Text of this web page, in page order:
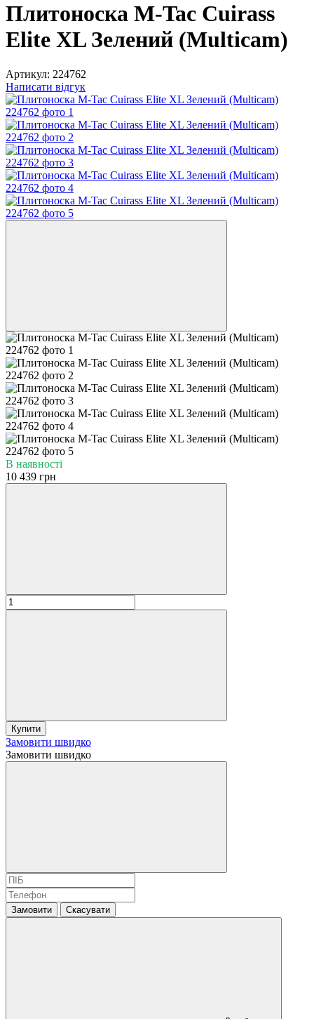
Плитоноска M-Tac Cuirass
Elite XL Зелений (Multicam)
Артикул: 224762
Написати відгук
В наявності
10 439 грн
Купити
Замовити швидко
Замовити швидко
Замовити Скасувати